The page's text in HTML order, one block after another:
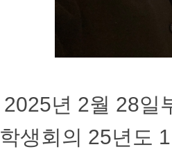
2025년 2월 28일
학생회의 25년도